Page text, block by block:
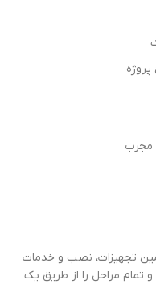
مجرب
تجهیزات، نصب و خدمات
تمام مراحل را از طریق یک